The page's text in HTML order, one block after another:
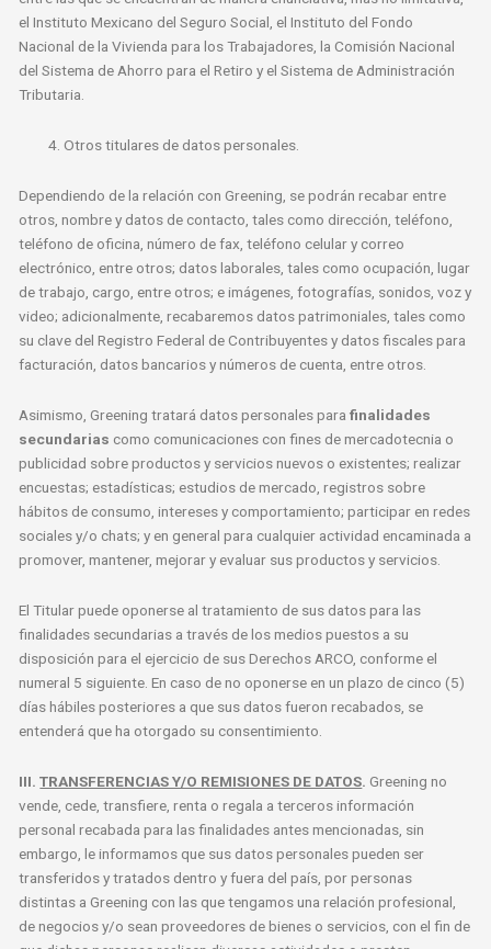
el Instituto Mexicano del Seguro Social, el Instituto del Fondo
Nacional de la Vivienda para los Trabajadores, la Comisión Nacional
del Sistema de Ahorro para el Retiro y el Sistema de Administración
Tributaria.
Otros titulares de datos personales.
Dependiendo de la relación con Greening, se podrán recabar entre
otros, nombre y datos de contacto, tales como dirección, teléfono,
teléfono de oficina, número de fax, teléfono celular y correo
electrónico, entre otros; datos laborales, tales como ocupación, lugar
de trabajo, cargo, entre otros; e imágenes, fotografías, sonidos, voz y
video; adicionalmente, recabaremos datos patrimoniales, tales como
su clave del Registro Federal de Contribuyentes y datos fiscales para
facturación, datos bancarios y números de cuenta, entre otros.
Asimismo, Greening tratará datos personales parafinalidades
secundarias como comunicaciones con fines de mercadotecnia o
publicidad sobre productos y servicios nuevos o existentes; realizar
encuestas; estadísticas; estudios de mercado, registros sobre
hábitos de consumo, intereses y comportamiento; participar en redes
sociales y/o chats; y en general para cualquier actividad encaminada a
promover, mantener, mejorar y evaluar sus productos y servicios.
El Titular puede oponerse al tratamiento de sus datos para las
finalidades secundarias a través de los medios puestos a su
disposición para el ejercicio de sus Derechos ARCO, conforme el
numeral 5 siguiente. En caso de no oponerse en un plazo de cinco (5)
días hábiles posteriores a que sus datos fueron recabados, se
entenderá que ha otorgado su consentimiento.
III.TRANSFERENCIAS Y/O REMISIONES DE DATOS. Greening no
vende, cede, transfiere, renta o regala a terceros información
personal recabada para las finalidades antes mencionadas, sin
embargo, le informamos que sus datos personales pueden ser
transferidos y tratados dentro y fuera del país, por personas
distintas a Greening con las que tengamos una relación profesional,
de negocios y/o sean proveedores de bienes o servicios, con el fin de